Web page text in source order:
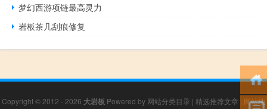
梦幻西游项链最高灵力
岩板茶几刮痕修复
Copyright © 2012 - 2026 大岩板 Powered by 网站分类目录 | 精选推荐文章 | 网站地